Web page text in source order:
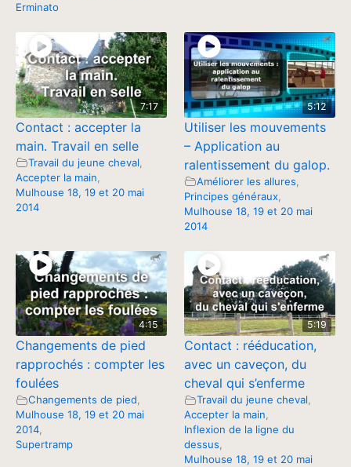
Erminato
7:17
Contact : accepter la
main. Travail en selle
Travail du jeune cheval
Accepter la main
Mulhouse 18, 19 et 20 mai
2014
5:12
Utiliser les mouvements
– Application au
ralentissement du galop.
Améliorer les allures
Principes généraux,
Mulhouse 18, 19 et 20 mai
2014
4:15
Changements de pied
rapprochés : compter les
foulées
Changements de pied
Mulhouse 18, 19 et 20 mai
2014
Supertramp
5:19
Contact : rééducation,
avec un caveçon, du
cheval qui s’enferme
Travail du jeune cheval
Accepter la main
Inflexion de la ligne du
dessus
Mulhouse 18, 19 et 20 mai